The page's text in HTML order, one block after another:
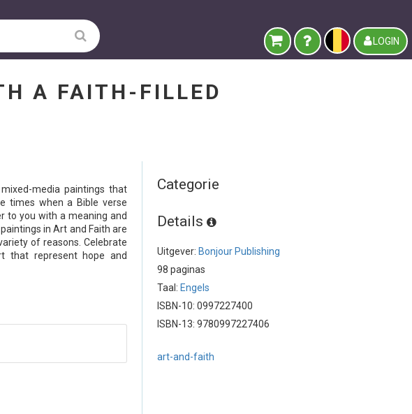
LOGIN
A FAITH-FILLED
media paintings that
times when a Bible verse
to you with a meaning and
in Art and Faith are
of reasons. Celebrate
that represent hope and
Categorie
Details
Uitgever: Bonjour Publishing
98 paginas
Taal: Engels
ISBN-10: 0997227400
ISBN-13: 9780997227406
art-and-faith